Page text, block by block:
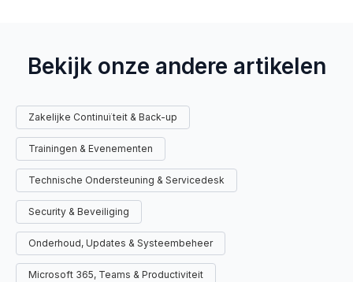
Bekijk onze andere artikelen
Zakelijke Continuïteit & Back-up
Trainingen & Evenementen
Technische Ondersteuning & Servicedesk
Security & Beveiliging
Onderhoud, Updates & Systeembeheer
Microsoft 365, Teams & Productiviteit